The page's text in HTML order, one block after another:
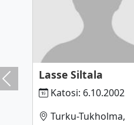
Lasse Siltala
Katosi: 6.10.2002
Turku-Tukholma,
Previous